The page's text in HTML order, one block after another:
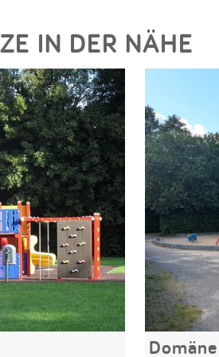
IN DER NÄHE
Domäne